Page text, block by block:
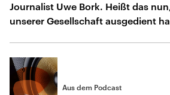
Journalist Uwe Bork. Heißt das
unserer Gesellschaft ausgedient
Aus dem Podcast